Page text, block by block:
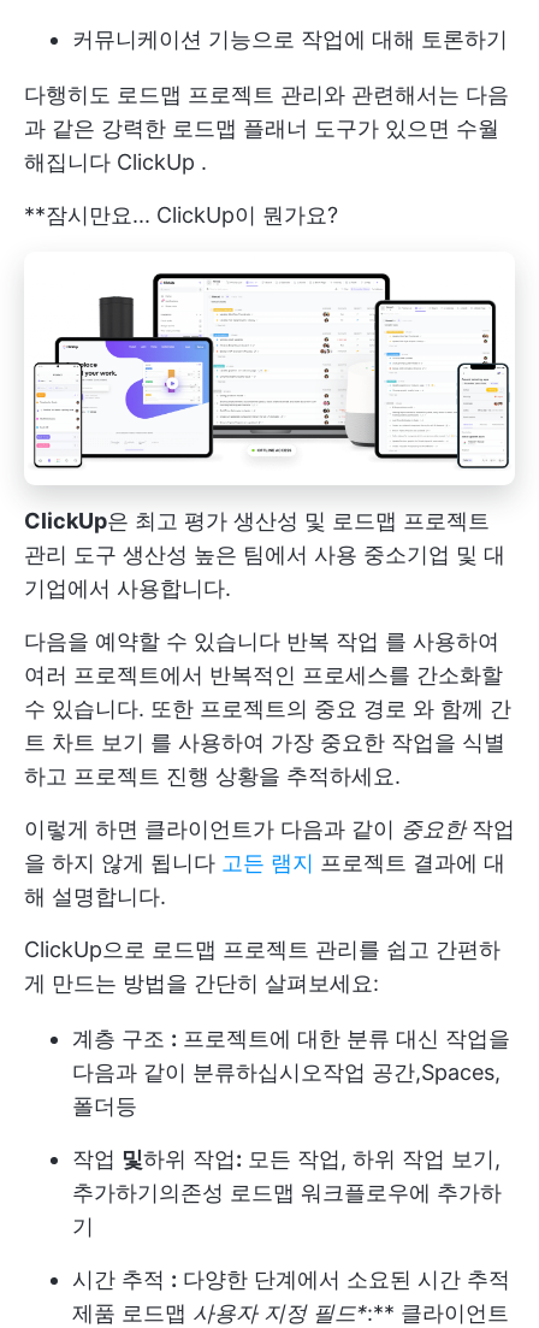
커뮤니케이션 기능으로 작업에 대해 토론하기
다행히도 로드맵 프로젝트 관리와 관련해서는 다음
과 같은 강력한 로드맵 플래너 도구가 있으면 수월
해집니다 ClickUp .
**잠시만요... ClickUp이 뭔가요?
ClickUp은 최고 평가 생산성 및 로드맵 프로젝트
관리 도구 생산성 높은 팀에서 사용 중소기업 및 대
기업에서 사용합니다.
다음을 예약할 수 있습니다 반복 작업 를 사용하여
여러 프로젝트에서 반복적인 프로세스를 간소화할
수 있습니다. 또한 프로젝트의 중요 경로 와 함께 간
트 차트 보기 를 사용하여 가장 중요한 작업을 식별
하고 프로젝트 진행 상황을 추적하세요.
이렇게 하면 클라이언트가 다음과 같이 중요한작업
을 하지 않게 됩니다 고든 램지 프로젝트 결과에 대
해 설명합니다.
ClickUp으로 로드맵 프로젝트 관리를 쉽고 간편하
게 만드는 방법을 간단히 살펴보세요:
계층 구조 : 프로젝트에 대한 분류 대신 작업을
다음과 같이 분류하십시오작업 공간,Spaces,
폴더등
작업 및하위 작업: 모든 작업, 하위 작업 보기,
추가하기의존성 로드맵 워크플로우에 추가하
기
시간 추적 : 다양한 단계에서 소요된 시간 추적
제품 로드맵 사용자 지정 필드*:** 클라이언트